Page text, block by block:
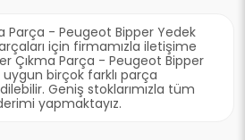
Parça - Peugeot Bipper Yedek
için firmamızla iletişime
Çıkma Parça - Peugeot Bipper
birçok farklı parça
Geniş stoklarımızla tüm
yapmaktayız.